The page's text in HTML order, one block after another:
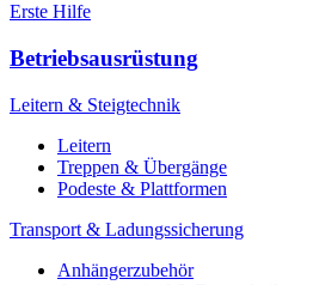
Erste Hilfe
Betriebsausrüstung
Leitern & Steigtechnik
Leitern
Treppen & Übergänge
Podeste & Plattformen
Transport & Ladungssicherung
Anhängerzubehör